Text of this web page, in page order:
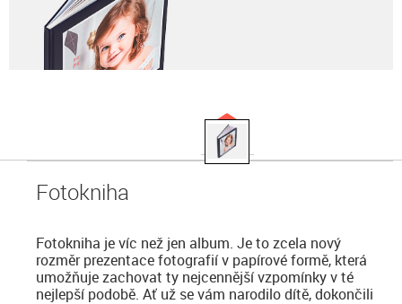
Fotokniha
Fotokniha je víc než jen album. Je to zcela nový
rozměr prezentace fotografií v papírové formě, která
umožňuje zachovat ty nejcennější vzpomínky v té
nejlepší podobě. Ať už se vám narodilo dítě, dokončili